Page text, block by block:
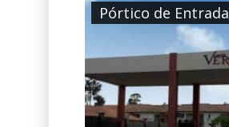
Pórtico de Entrada